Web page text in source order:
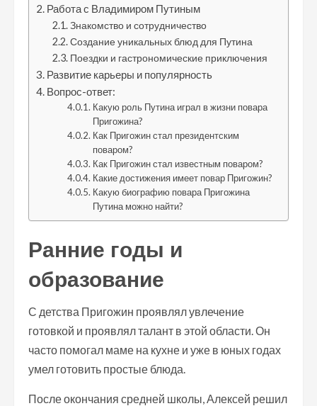
Работа с Владимиром Путиным
Знакомство и сотрудничество
Создание уникальных блюд для Путина
Поездки и гастрономические приключения
Развитие карьеры и популярность
Вопрос-ответ:
Какую роль Путина играл в жизни повара
Пригожина?
Как Пригожин стал президентским
поваром?
Как Пригожин стал известным поваром?
Какие достижения имеет повар Пригожин?
Какую биографию повара Пригожина
Путина можно найти?
Ранние годы и
образование
С детства Пригожин проявлял увлечение
готовкой и проявлял талант в этой области. Он
часто помогал маме на кухне и уже в юных годах
умел готовить простые блюда.
После окончания средней школы, Алексей решил